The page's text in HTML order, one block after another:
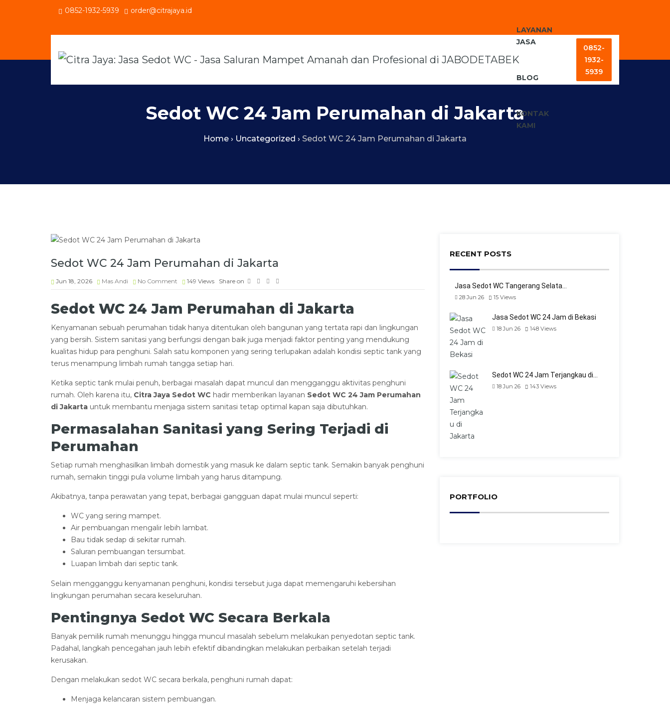
0852-1932-5939 order@citrajaya.id
LAYANAN
JASA
BLOG
KONTAK
KAMI
0852-
1932-
5939
Sedot WC 24 Jam Perumahan di Jakarta
Home › Uncategorized › Sedot WC 24 Jam Perumahan di Jakarta
Sedot WC 24 Jam Perumahan di Jakarta
Jun 18, 2026 Mas Andi No Comment 149 Views Share on
Sedot WC 24 Jam Perumahan di Jakarta
Kenyamanan sebuah perumahan tidak hanya ditentukan oleh bangunan yang tertata rapi dan lingkungan
yang bersih. Sistem sanitasi yang berfungsi dengan baik juga menjadi faktor penting yang mendukung
kualitas hidup para penghuni. Salah satu komponen yang sering terlupakan adalah kondisi septic tank yang
terus menampung limbah rumah tangga setiap hari.
Ketika septic tank mulai penuh, berbagai masalah dapat muncul dan mengganggu aktivitas penghuni
rumah. Oleh karena itu, Citra Jaya Sedot WC hadir memberikan layanan Sedot WC 24 Jam Perumahan
di Jakarta untuk membantu menjaga sistem sanitasi tetap optimal kapan saja dibutuhkan.
Permasalahan Sanitasi yang Sering Terjadi di
Perumahan
Setiap rumah menghasilkan limbah domestik yang masuk ke dalam septic tank. Semakin banyak penghuni
rumah, semakin tinggi pula volume limbah yang harus ditampung.
Akibatnya, tanpa perawatan yang tepat, berbagai gangguan dapat mulai muncul seperti:
WC yang sering mampet.
Air pembuangan mengalir lebih lambat.
Bau tidak sedap di sekitar rumah.
Saluran pembuangan tersumbat.
Luapan limbah dari septic tank.
Selain mengganggu kenyamanan penghuni, kondisi tersebut juga dapat memengaruhi kebersihan
lingkungan perumahan secara keseluruhan.
Pentingnya Sedot WC Secara Berkala
Banyak pemilik rumah menunggu hingga muncul masalah sebelum melakukan penyedotan septic tank.
Padahal, langkah pencegahan jauh lebih efektif dibandingkan melakukan perbaikan setelah terjadi
kerusakan.
Dengan melakukan sedot WC secara berkala, penghuni rumah dapat:
Menjaga kelancaran sistem pembuangan.
RECENT POSTS
Jasa Sedot WC Tangerang Selata…
28 Jun 26 15 Views
Jasa Sedot WC 24 Jam di Bekasi
18 Jun 26 148 Views
Sedot WC 24 Jam Terjangkau di…
18 Jun 26 143 Views
PORTFOLIO